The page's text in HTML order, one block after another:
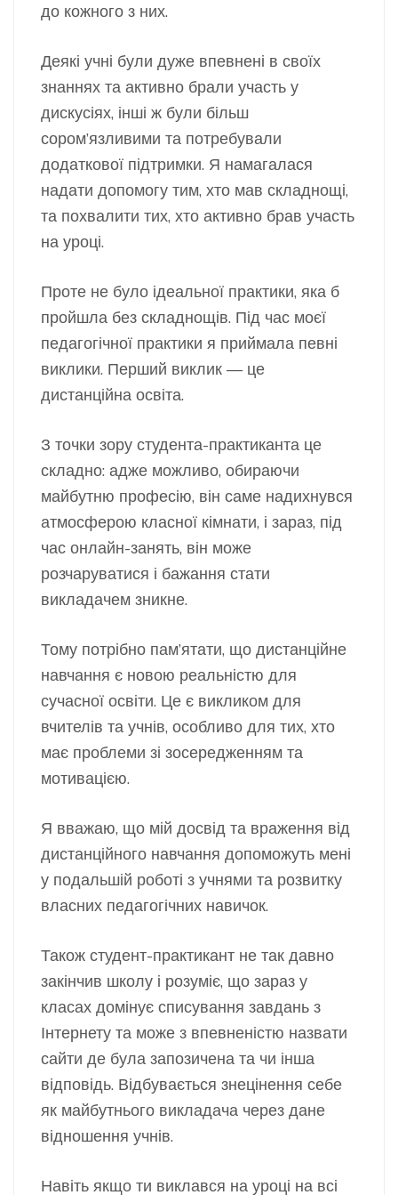
до кожного з них.
Деякі учні були дуже впевнені в своїх
знаннях та активно брали участь у
дискусіях, інші ж були більш
сором’язливими та потребували
додаткової підтримки. Я намагалася
надати допомогу тим, хто мав складнощі,
та похвалити тих, хто активно брав участь
на уроці.
Проте не було ідеальної практики, яка б
пройшла без складнощів. Під час моєї
педагогічної практики я приймала певні
виклики. Перший виклик — це
дистанційна освіта.
З точки зору студента-практиканта це
складно: адже можливо, обираючи
майбутню професію, він саме надихнувся
атмосферою класної кімнати, і зараз, під
час онлайн-занять, він може
розчаруватися і бажання стати
викладачем зникне.
Тому потрібно пам’ятати, що дистанційне
навчання є новою реальністю для
сучасної освіти. Це є викликом для
вчителів та учнів, особливо для тих, хто
має проблеми зі зосередженням та
мотивацією.
Я вважаю, що мій досвід та враження від
дистанційного навчання допоможуть мені
у подальшій роботі з учнями та розвитку
власних педагогічних навичок.
Також студент-практикант не так давно
закінчив школу і розуміє, що зараз у
класах домінує списування завдань з
Інтернету та може з впевненістю назвати
сайти де була запозичена та чи інша
відповідь. Відбувається знецінення себе
як майбутнього викладача через дане
відношення учнів.
Навіть якщо ти виклався на уроці на всі